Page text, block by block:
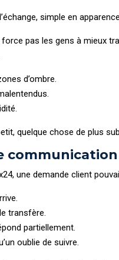
simple en
force pas les gens à mieux
d’ombre.
quelque chose de plus
une demande client
transfère.
partiellement.
oublie de suivre.